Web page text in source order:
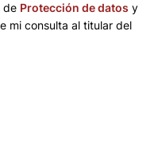
de Protección de datos y
mi consulta al titular del